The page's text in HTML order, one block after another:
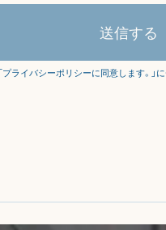
「プライバシーポリシーに同意します。」